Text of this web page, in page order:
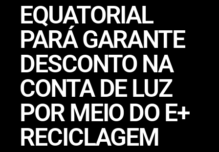
EQUATORIAL
PARÁ GARANTE
DESCONTO NA
CONTA DE LUZ
POR MEIO DO E+
RECICLAGEM